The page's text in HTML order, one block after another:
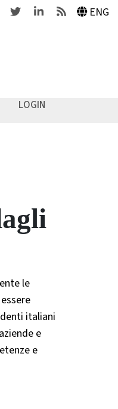
TwitterLinkedinFeeds ENG
LOGIN
le
italiani
e
e